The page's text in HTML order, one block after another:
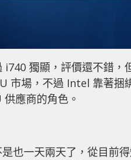
獨顯，評價還不錯，
市場，不過 Intel 靠著捆
應商的角色。
也一天兩天了，從目前